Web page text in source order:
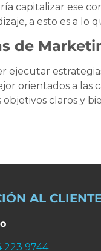
capitalizar ese
a esto es a lo
de
ejecutar
orientados a las
claros y
AL
223 9744